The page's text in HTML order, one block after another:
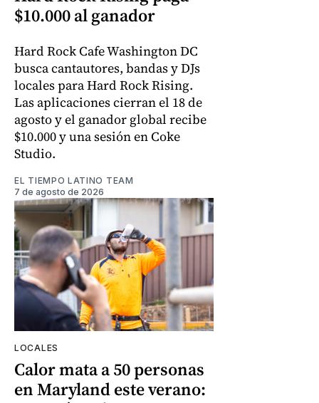
$10.000 al ganador
Hard Rock Cafe Washington DC
busca cantautores, bandas y DJs
locales para Hard Rock Rising.
Las aplicaciones cierran el 18 de
agosto y el ganador global recibe
$10.000 y una sesión en Coke
Studio.
EL TIEMPO LATINO TEAM
7 de agosto de 2026
LOCALES
Calor mata a 50 personas
en Maryland este verano: